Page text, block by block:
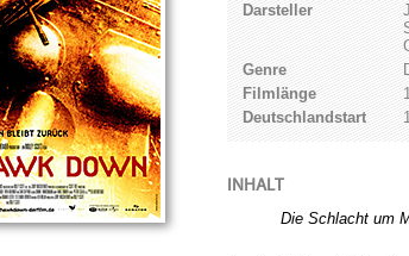
Darsteller
Genre
Filmlänge
Deutschlandstart
INHALT
Die Schlacht um